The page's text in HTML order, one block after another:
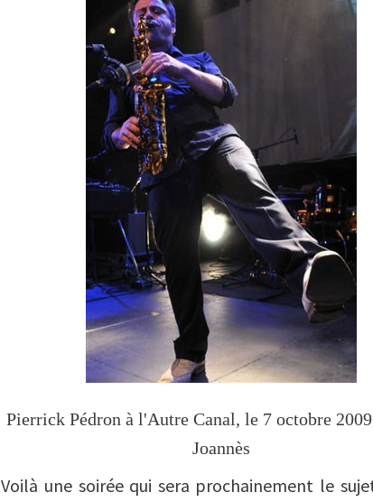
Pierrick Pédron à l'Autre Canal, le 7 octobre
Joannès
Voilà une soirée qui sera prochainement le